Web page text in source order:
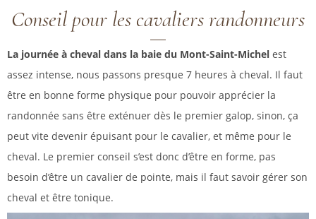
Conseil pour les cavaliers randonneurs
La journée à cheval dans la baie du Mont-Saint-Michel est
assez intense, nous passons presque 7 heures à cheval. Il faut
être en bonne forme physique pour pouvoir apprécier la
randonnée sans être exténuer dès le premier galop, sinon, ça
peut vite devenir épuisant pour le cavalier, et même pour le
cheval. Le premier conseil s’est donc d’être en forme, pas
besoin d’être un cavalier de pointe, mais il faut savoir gérer son
cheval et être tonique.